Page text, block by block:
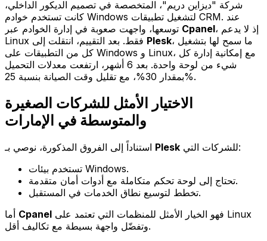
شركة "ديزاين دريم"، المتخصصة في تصميم الديكور الداخلي،
كانت تستخدم خوادم Windows لتشغيل تطبيقات CRM. عند
Cpanel، إذ لا يدعم
Plesk، ما سمح لها بتشغيل
كل من التطبيقات على Windows و Linux، مع إمكانية إدارة كل
شيء من لوحة واحدة. بعد 6 أشهر، ارتفعت معدلات التحميل
بمقدار 30%، مع تقليل وقت الصيانة بنسبة 25%.
الاختيار الأمثل للشركات الصغيرة
والمتوسطة في الإمارات
Plesk
للشركات التي:
تستخدم بيئات Windows.
تحتاج إلى لوحة تحكم متكاملة مع أدوات أمان متقدمة.
تخطط لتوسيع نطاق الخدمات في المستقبل.
Cpanel
وتفضّل واجهة بسيطة مع تكاليف أقل.